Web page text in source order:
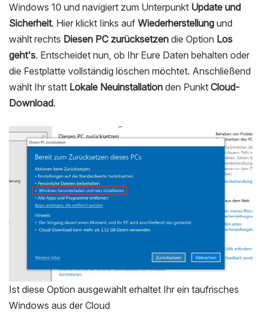
Windows 10 und navigiert zum Unterpunkt Update und
Sicherheit. Hier klickt Iinks auf Wiederherstellung und
wählt rechts Diesen PC zurücksetzen die Option Los
geht's. Entscheidet nun, ob Ihr Eure Daten behalten oder
die Festplatte vollständig löschen möchtet. Anschließend
wählt Ihr statt Lokale Neuinstallation den Punkt Cloud-
Download.
Ist diese Option ausgewählt erhaltet Ihr ein taufrisches
Windows aus der Cloud